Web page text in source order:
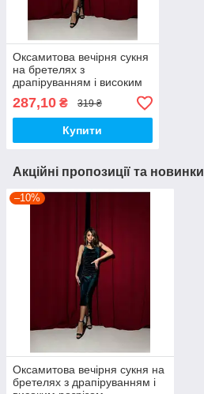
Оксамитова вечірня сукня
на бретелях з
драпіруванням і високим
розрізом Смарагдовий 46-
48
287,10 ₴ 319 ₴
Купити
Акційні пропозиції та новинки
–10%
Оксамитова вечірня сукня на
бретелях з драпіруванням і